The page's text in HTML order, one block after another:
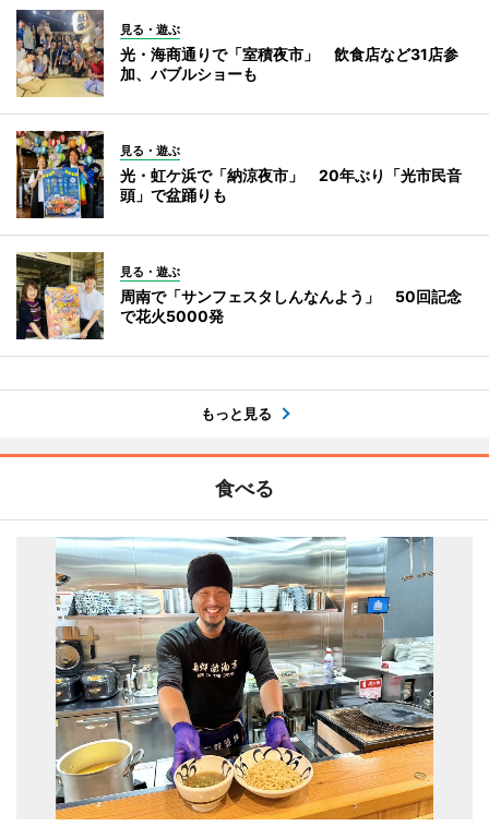
見る・遊ぶ
光・海商通りで「室積夜市」 飲食店など31店参
加、バブルショーも
見る・遊ぶ
光・虹ケ浜で「納涼夜市」 20年ぶり「光市民音
頭」で盆踊りも
見る・遊ぶ
周南で「サンフェスタしんなんよう」 50回記念
で花火5000発
もっと見る
食べる